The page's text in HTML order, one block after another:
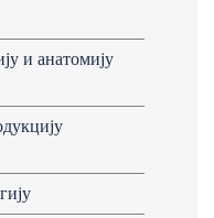
и анатомију